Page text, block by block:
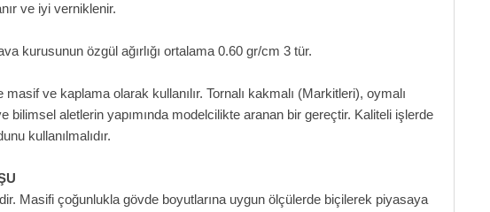
ve iyi verniklenir.
kurusunun özgül ağırlığı ortalama 0.60 gr/cm 3 tür.
ve kaplama olarak kullanılır. Tornalı kakmalı (Markitleri), oymalı
bilimsel aletlerin yapımında modelcilikte aranan bir gereçtir. Kaliteli işlerde
kullanılmalıdır.
Masifi çoğunlukla gövde boyutlarına uygun ölçülerde biçilerek piyasaya